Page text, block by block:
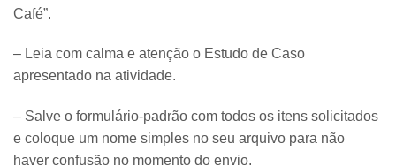
Café”.
– Leia com calma e atenção o Estudo de Caso
apresentado na atividade.
– Salve o formulário-padrão com todos os itens solicitados
e coloque um nome simples no seu arquivo para não
haver confusão no momento do envio.